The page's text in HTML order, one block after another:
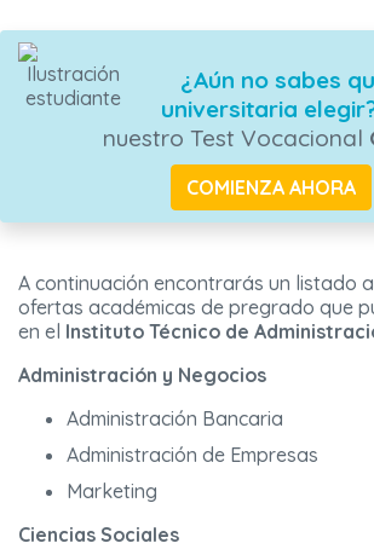
¿Aún no sabes
universitaria
nuestro Test Vocacional
COMIENZA AHORA
A continuación encontrarás un listado
ofertas académicas de pregrado que
en el Instituto Técnico de
Administración y Negocios
Administración Bancaria
Administración de Empresas
Marketing
Ciencias Sociales